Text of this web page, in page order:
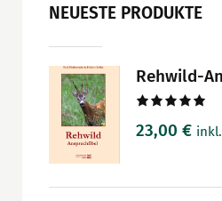
NEUESTE PRODUKTE
Rehwild-
mit5.00
23,00 €